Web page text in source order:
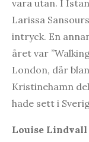
vara utan. I
Larissa
intryck. En
året var
London, där
Kristinehamn
hade sett i
Louise Lindvall